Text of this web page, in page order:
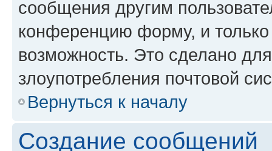
сообщения другим
конференцию форму, и
возможность. Это сделано
злоупотребления почтовой
Вернуться к началу
Создание сообщений